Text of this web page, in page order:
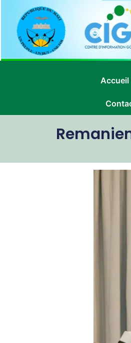
Accueil